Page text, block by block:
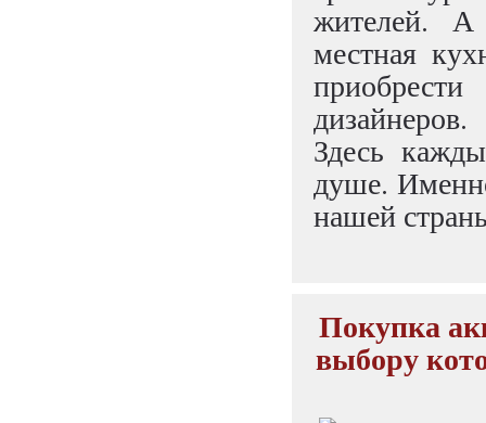
жителей. А
местная
Здесь
душе.
нашей
Покупка
выбору